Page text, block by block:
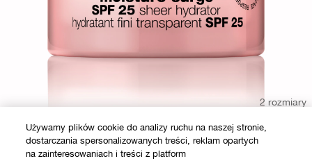
2 rozmiary
30 ml 50 ml
Używamy plików cookie do analizy ruchu na naszej stronie,
dostarczania spersonalizowanych treści, reklam opartych
na zainteresowaniach i treści z platform